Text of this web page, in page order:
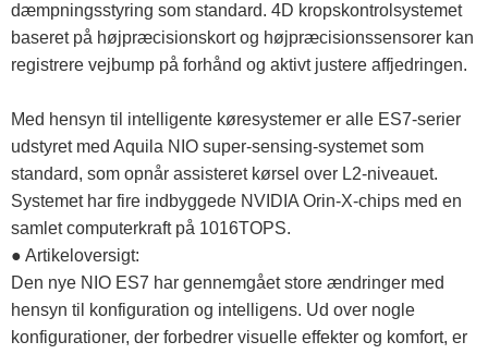
dæmpningsstyring som standard. 4D kropskontrolsystemet
baseret på højpræcisionskort og højpræcisionssensorer kan
registrere vejbump på forhånd og aktivt justere affjedringen.
Med hensyn til intelligente køresystemer er alle ES7-serier
udstyret med Aquila NIO super-sensing-systemet som
standard, som opnår assisteret kørsel over L2-niveauet.
Systemet har fire indbyggede NVIDIA Orin-X-chips med en
samlet computerkraft på 1016TOPS.
● Artikeloversigt:
Den nye NIO ES7 har gennemgået store ændringer med
hensyn til konfiguration og intelligens. Ud over nogle
konfigurationer, der forbedrer visuelle effekter og komfort, er